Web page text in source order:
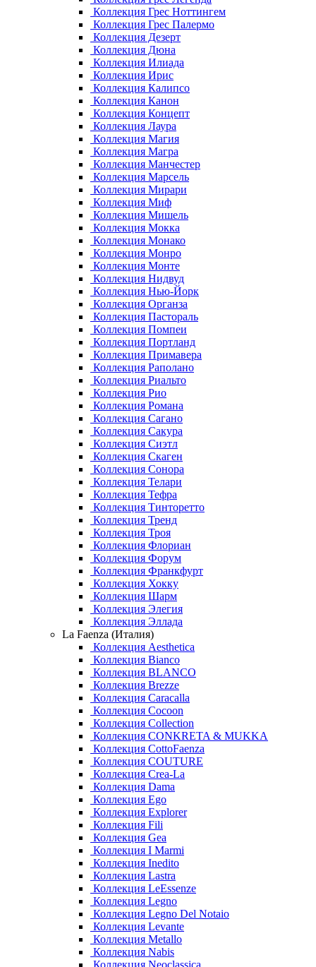
Коллекция Грес Ноттингем
Коллекция Грес Палермо
Коллекция Дезерт
Коллекция Дюна
Коллекция Илиада
Коллекция Ирис
Коллекция Калипсо
Коллекция Канон
Коллекция Концепт
Коллекция Лаура
Коллекция Магия
Коллекция Магра
Коллекция Манчестер
Коллекция Марсель
Коллекция Мирари
Коллекция Миф
Коллекция Мишель
Коллекция Мокка
Коллекция Монако
Коллекция Монро
Коллекция Монте
Коллекция Нидвуд
Коллекция Нью-Йорк
Коллекция Органза
Коллекция Пастораль
Коллекция Помпеи
Коллекция Портланд
Коллекция Примавера
Коллекция Раполано
Коллекция Риальто
Коллекция Рио
Коллекция Романа
Коллекция Сагано
Коллекция Сакура
Коллекция Сиэтл
Коллекция Скаген
Коллекция Сонора
Коллекция Телари
Коллекция Тефра
Коллекция Тинторетто
Коллекция Тренд
Коллекция Троя
Коллекция Флориан
Коллекция Форум
Коллекция Франкфурт
Коллекция Хокку
Коллекция Шарм
Коллекция Элегия
Коллекция Эллада
La Faenza (Италия)
Коллекция Aesthetica
Коллекция Bianco
Коллекция BLANCO
Коллекция Brezze
Коллекция Caracalla
Коллекция Cocoon
Коллекция Collection
Коллекция CONKRETA & MUKKA
Коллекция CottoFaenza
Коллекция COUTURE
Коллекция Crea-La
Коллекция Dama
Коллекция Ego
Коллекция Explorer
Коллекция Fili
Коллекция Gea
Коллекция I Marmi
Коллекция Inedito
Коллекция Lastra
Коллекция LeEssenze
Коллекция Legno
Коллекция Legno Del Notaio
Коллекция Levante
Коллекция Metallo
Коллекция Nabis
Коллекция Neoclassica